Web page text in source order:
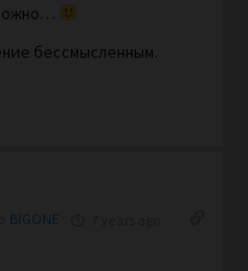
бессмысленным.
BIGONE